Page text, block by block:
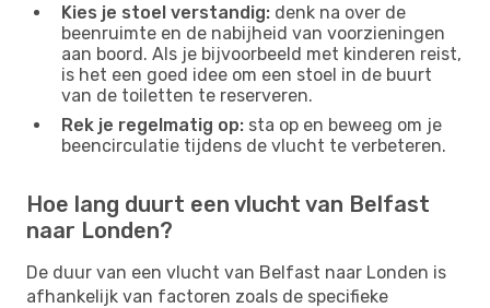
Kies je stoel verstandig: denk na over de
beenruimte en de nabijheid van voorzieningen
aan boord. Als je bijvoorbeeld met kinderen reist,
is het een goed idee om een ​​stoel in de buurt
van de toiletten te reserveren.
Rek je regelmatig op: sta op en beweeg om je
beencirculatie tijdens de vlucht te verbeteren.
Hoe lang duurt een vlucht van Belfast
naar Londen?
De duur van een vlucht van Belfast naar Londen is
afhankelijk van factoren zoals de specifieke